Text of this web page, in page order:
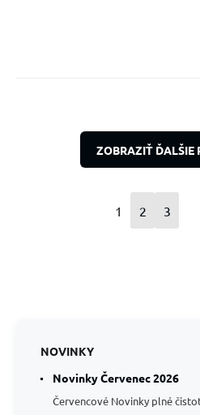
ZOBRAZIŤ ĎALŠIE
1 2 3
NOVINKY
Novinky Červenec 2026
Červencové Novinky plné